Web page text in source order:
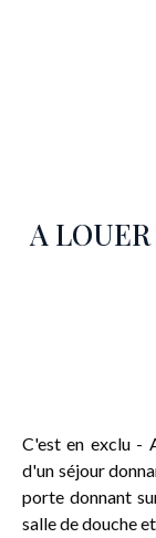
A
C'est en exclu -
d'un séjour
porte donnant
salle de douche